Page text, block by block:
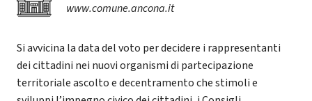
www.comune.ancona.it
Si avvicina la data del voto per decidere i rappresentanti
dei cittadini nei nuovi organismi di partecipazione
territoriale ascolto e decentramento che stimoli e